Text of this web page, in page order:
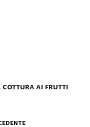
cottura ai frutti